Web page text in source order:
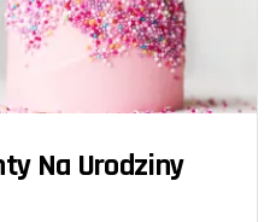
Na Urodziny